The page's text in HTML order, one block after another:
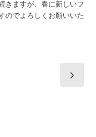
きますが、春に新しいフ
のでよろしくお願いいた